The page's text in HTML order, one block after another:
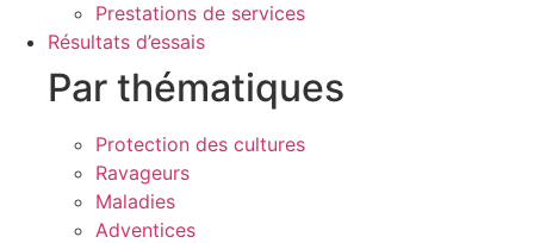
Prestations de services
Résultats d’essais
Par thématiques
Protection des cultures
Ravageurs
Maladies
Adventices